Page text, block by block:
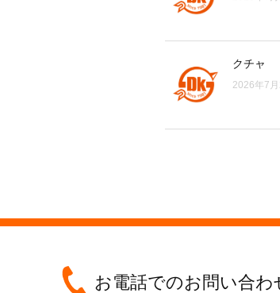
クチャ
2026年7月
お電話でのお問い合わ